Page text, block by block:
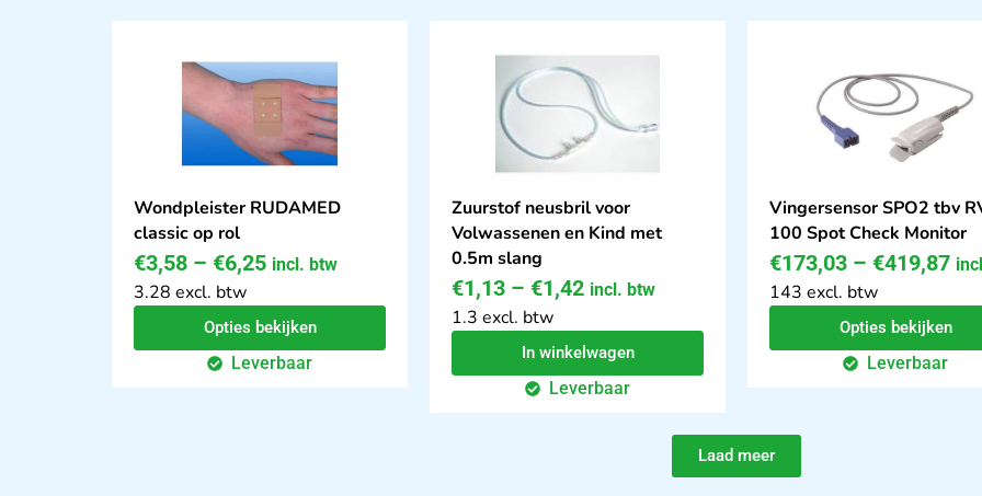
Wondpleister RUDAMED
classic op rol
€3,58 – €6,25 incl. btw
3.28 excl. btw
Opties bekijken
Leverbaar
Zuurstof neusbril voor
Volwassenen en Kind met
0.5m slang
€1,13 – €1,42 incl. btw
1.3 excl. btw
In winkelwagen
Leverbaar
Vingersensor SPO2 tbv
100 Spot Check Monitor
€173,03 – €419,87
143 excl. btw
Opties bekijken
Leverbaar
Laad meer